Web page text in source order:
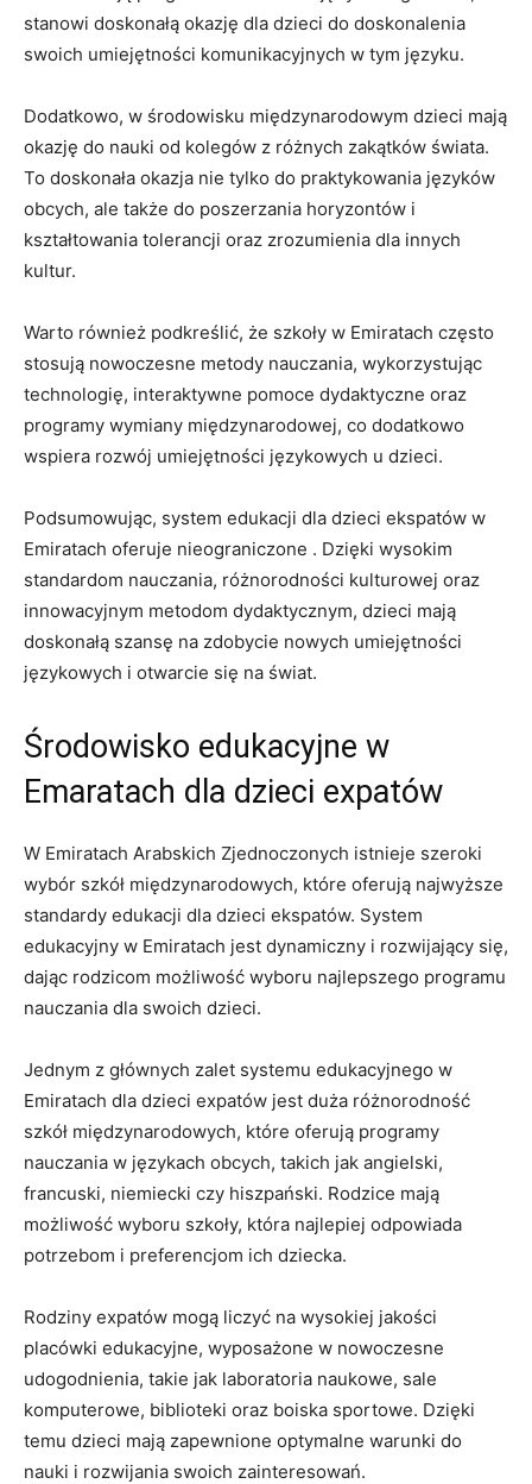
stanowi ‌doskonałą okazję dla dzieci do doskonalenia
swoich ⁢umiejętności komunikacyjnych w tym języku.
Dodatkowo, w środowisku międzynarodowym dzieci mają
okazję do nauki od‌ kolegów z różnych zakątków świata.
⁤To doskonała okazja nie⁢ tylko do praktykowania języków ​
obcych, ale także do poszerzania horyzontów i
kształtowania ​tolerancji oraz zrozumienia dla innych
kultur.
Warto również podkreślić, że szkoły ‍w Emiratach‍ często
stosują nowoczesne metody nauczania,‌ wykorzystując ​
technologię, interaktywne ​pomoce dydaktyczne oraz
programy wymiany międzynarodowej, co dodatkowo
wspiera rozwój umiejętności językowych u ‌dzieci.
Podsumowując, system edukacji dla dzieci⁢ ekspatów w
⁣Emiratach oferuje nieograniczone . Dzięki wysokim
standardom nauczania, różnorodności kulturowej oraz
⁣innowacyjnym ⁤metodom ⁣dydaktycznym, dzieci​ mają
doskonałą⁤ szansę ⁣na zdobycie nowych umiejętności
językowych i otwarcie się na świat.
Środowisko edukacyjne⁣ w
Emaratach dla dzieci ‍expatów
W Emiratach Arabskich Zjednoczonych istnieje szeroki
wybór szkół międzynarodowych, ‌które ⁢oferują najwyższe
standardy edukacji dla dzieci ekspatów. ⁤System
edukacyjny w Emiratach jest dynamiczny i ⁢rozwijający się,
dając rodzicom ‍możliwość wyboru ⁢najlepszego programu
nauczania dla swoich dzieci.
Jednym z⁣ głównych zalet ⁤systemu edukacyjnego w
Emiratach dla dzieci expatów jest duża różnorodność⁣
szkół międzynarodowych, które oferują ‌programy
nauczania w językach obcych, takich jak angielski,
francuski, niemiecki czy hiszpański. Rodzice mają
możliwość wyboru szkoły, która najlepiej odpowiada‍
potrzebom i preferencjom ich dziecka.
Rodziny expatów‌ mogą liczyć na wysokiej​ jakości
placówki edukacyjne, wyposażone w nowoczesne
udogodnienia,‍ takie jak⁤ laboratoria naukowe, sale
komputerowe, ‌biblioteki oraz ‍boiska sportowe.‍ Dzięki
temu dzieci ‍mają ⁣zapewnione ⁤optymalne warunki do
nauki i rozwijania ‌swoich zainteresowań.